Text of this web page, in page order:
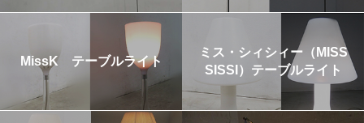
MissK テーブルライト
ミス・シィシィー（MISS
SISSI）テーブルライト